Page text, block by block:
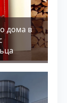
дома в